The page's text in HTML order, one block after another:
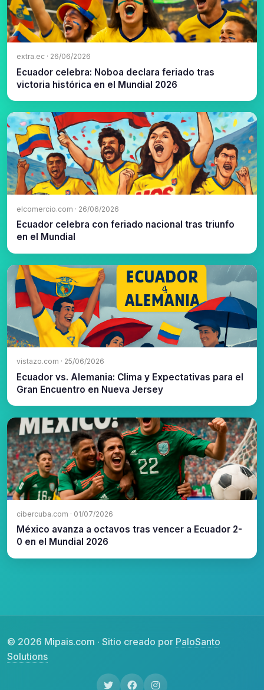
extra.ec · 26/06/2026
Ecuador celebra: Noboa declara feriado tras
victoria histórica en el Mundial 2026
elcomercio.com · 26/06/2026
Ecuador celebra con feriado nacional tras triunfo
en el Mundial
vistazo.com · 25/06/2026
Ecuador vs. Alemania: Clima y Expectativas para el
Gran Encuentro en Nueva Jersey
cibercuba.com · 01/07/2026
México avanza a octavos tras vencer a Ecuador 2-
0 en el Mundial 2026
© 2026 Mipais.com · Sitio creado por PaloSanto
Solutions